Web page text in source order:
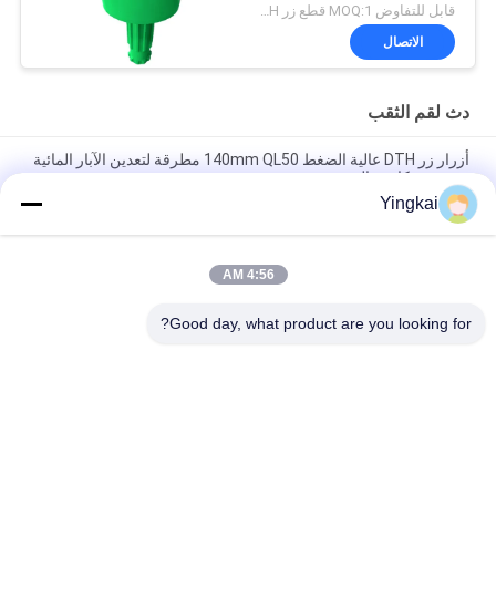
قابل للتفاوض MOQ:1 قطع زر DTH مثقاب
الاتصال
دث لقم الثقب
أزرار زر DTH عالية الضغط 140mm QL50 مطرقة لتعدين الآبار المائية
مع تعدين كاربيد التنغستن
حفر الصخور
بت زر DTH 76 مللي متر BR2 متوسط ​​ضغط هواء منخفض مطرقة
Yingkai
4:56 AM
Good day, what product are you looking for?